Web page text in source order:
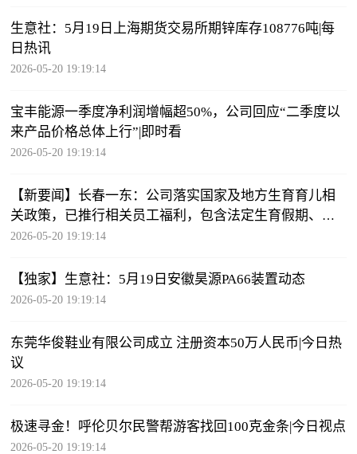
生意社：5月19日上海期货交易所期锌库存108776吨|每
日热讯
2026-05-20 19:19:14
宝丰能源一季度净利润增幅超50%，公司回应“二季度以
来产品价格总体上行”|即时看
2026-05-20 19:19:14
【新要闻】长春一东：公司落实国家及地方生育育儿相
关政策，已推行相关员工福利，包含法定生育假期、育
儿假、生育津贴
2026-05-20 19:19:14
【独家】生意社：5月19日安徽昊源PA66装置动态
2026-05-20 19:19:14
东莞华俊鞋业有限公司成立 注册资本50万人民币|今日热
议
2026-05-20 19:19:14
极速寻金！呼伦贝尔民警帮游客找回100克金条|今日视点
2026-05-20 19:19:14